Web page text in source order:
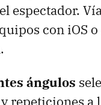
espectador.
con iOS
ángulos
repeticiones a